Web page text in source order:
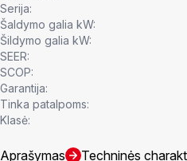
Serija:
Šaldymo galia kW:
Šildymo galia kW:
SEER:
SCOP:
Garantija:
Tinka patalpoms:
Klasė:
Aprašymas Techninės